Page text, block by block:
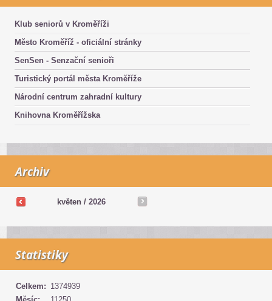
Klub seniorů v Kroměříži
Město Kroměříž - oficiální stránky
SenSen - Senzační senioři
Turistický portál města Kroměříže
Národní centrum zahradní kultury
Knihovna Kroměřížska
Archiv
květen / 2026
Statistiky
Celkem: 1374939